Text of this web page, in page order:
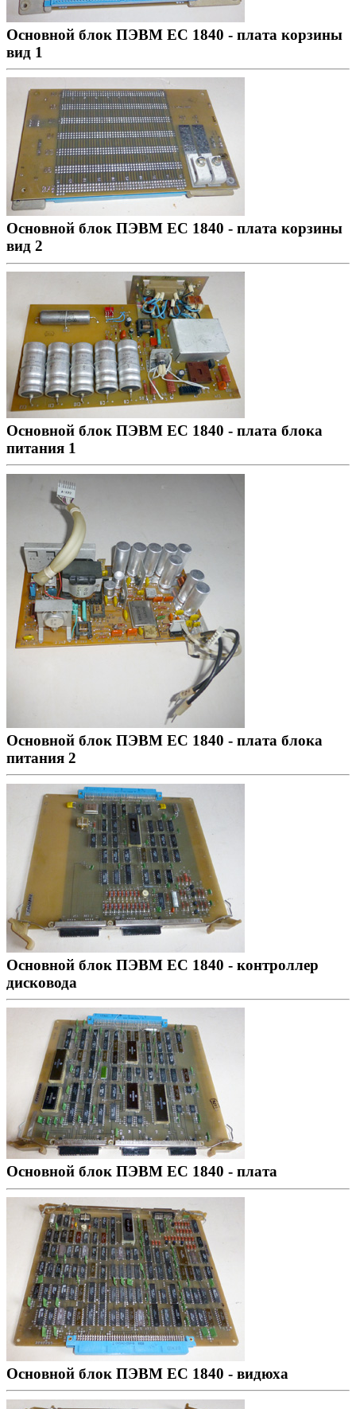
Основной блок ПЭВМ ЕС 1840 - плата корзины
вид 1
Основной блок ПЭВМ ЕС 1840 - плата корзины
вид 2
Основной блок ПЭВМ ЕС 1840 - плата блока
питания 1
Основной блок ПЭВМ ЕС 1840 - плата блока
питания 2
Основной блок ПЭВМ ЕС 1840 - контроллер
дисковода
Основной блок ПЭВМ ЕС 1840 - плата
Основной блок ПЭВМ ЕС 1840 - видюха